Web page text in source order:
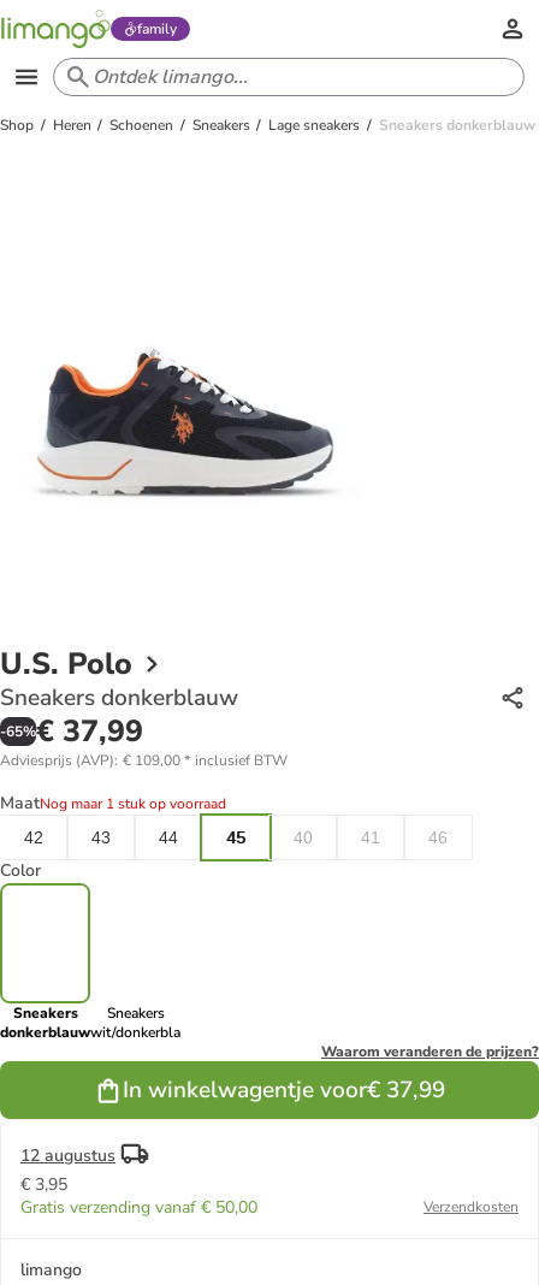
family
Shop Heren Schoenen Sneakers Lage sneakers Sneakers donkerblauw
U.S. Polo
Sneakers donkerblauw
-65%€ 37,99
Adviesprijs (AVP): € 109,00* inclusief BTW
MaatNog maar 1 stuk op voorraad
42
43 44 45 40 41 46
Color
Sneakers
donkerblauw
Sneakers
wit/donkerblauw
Waarom veranderen de prijzen?
In winkelwagentje voor€ 37,99
12 augustus
€ 3,95
Gratis verzending vanaf € 50,00
Verzendkosten
limango